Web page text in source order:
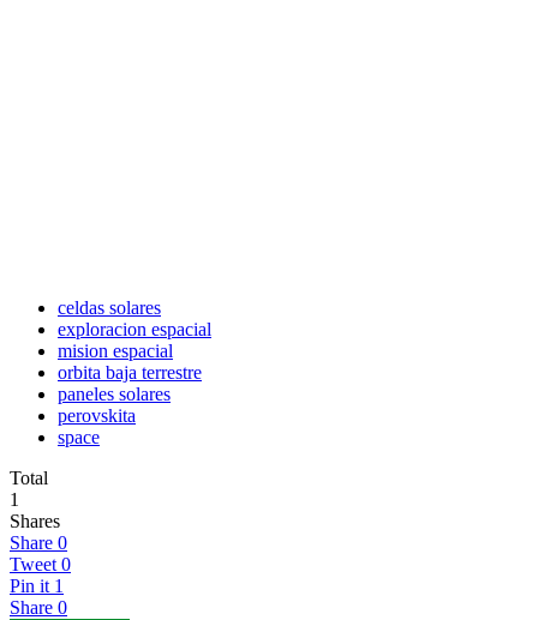
celdas solares
exploracion espacial
mision espacial
orbita baja terrestre
paneles solares
perovskita
space
Total
1
Shares
Share 0
Tweet 0
Pin it 1
Share 0